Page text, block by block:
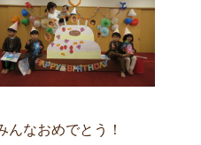
んなおめでとう！